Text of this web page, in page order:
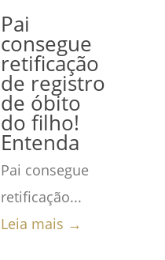
Pai
consegue
retificação
de registro
de óbito
do filho!
Entenda
Pai consegue
retificação...
Leia mais →